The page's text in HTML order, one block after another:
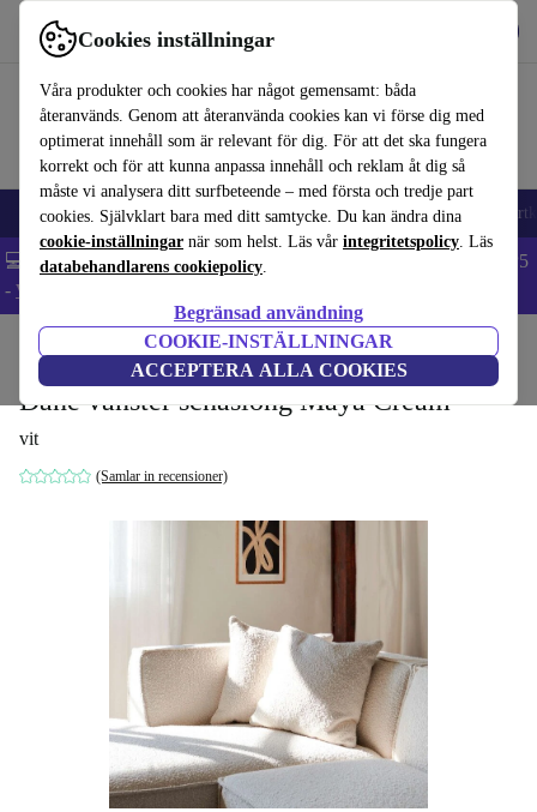
Cookies inställningar
Våra produkter och cookies har något gemensamt: båda
återanvänds. Genom att återanvända cookies kan vi förse dig med
optimerat innehåll som är relevant för dig. För att det ska fungera
korrekt och för att kunna anpassa innehåll och reklam åt dig så
måste vi analysera ditt surfbeteende – med första och tredje part
cookies. Självklart bara med ditt samtycke. Du kan ändra dina
cookie-inställningar när som helst. Läs vår integritetspolicy. Läs
databehandlarens cookiepolicy.
Begränsad användning
COOKIE-INSTÄLLNINGAR
ACCEPTERA ALLA COOKIES
Använd refurbed snabbt och enkelt
🎒 Back to school Mobiltelefoner Bärbara datorer Surfplattor
💻 Extra 5% rabatt på alla MacBooks och laptops - Code: LAPTOP5
- Villkor
Hushåll Möbler
Dane vänster schäslong Maya Cream
vit
(Samlar in recensioner)